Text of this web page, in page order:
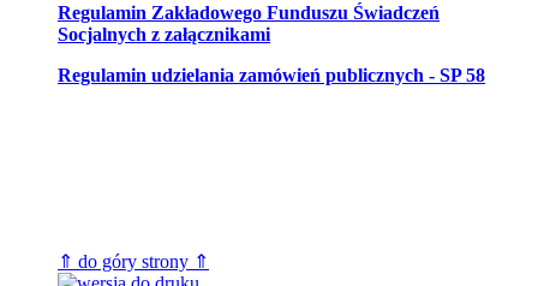
Regulamin Zakładowego Funduszu Świadczeń
Socjalnych z załącznikami
Regulamin udzielania zamówień publicznych - SP 58
⇑ do góry strony ⇑